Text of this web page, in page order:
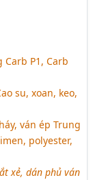
P1, Carb
su, xoan, keo,
ván ép Trung
polyester,
xẻ, dán phủ ván